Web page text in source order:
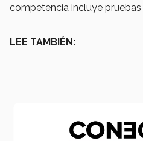
competencia incluye
LEE TAMBIÉN: